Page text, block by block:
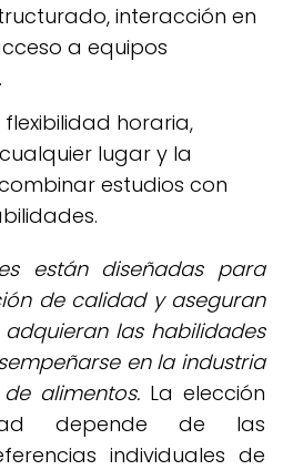
interacción en
a equipos
horaria,
lugar y la
estudios con
están diseñadas para
de calidad y aseguran
las habilidades
en la industria
alimentos. La elección
depende de las
individuales de